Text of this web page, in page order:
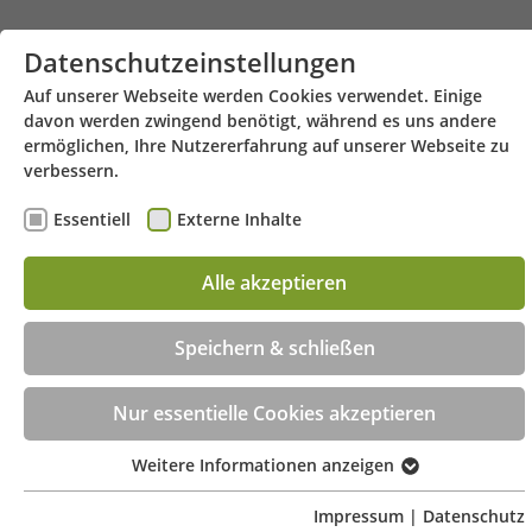
Zum Hauptinhalt springen
Hauptstraße 31 - 88630 Pfullendorf
Beratungstermin jetzt online buchen!
Datenschutzeinstellungen
Auf unserer Webseite werden Cookies verwendet. Einige
davon werden zwingend benötigt, während es uns andere
ermöglichen, Ihre Nutzererfahrung auf unserer Webseite zu
verbessern.
Essentiell Externe Inhalte
Alle akzeptieren
Speichern & schließen
Nur essentielle Cookies akzeptieren
Essentielle Cookies werden für grundlegende Funktionen
Weitere Informationen anzeigen
Impressum | Datenschutz